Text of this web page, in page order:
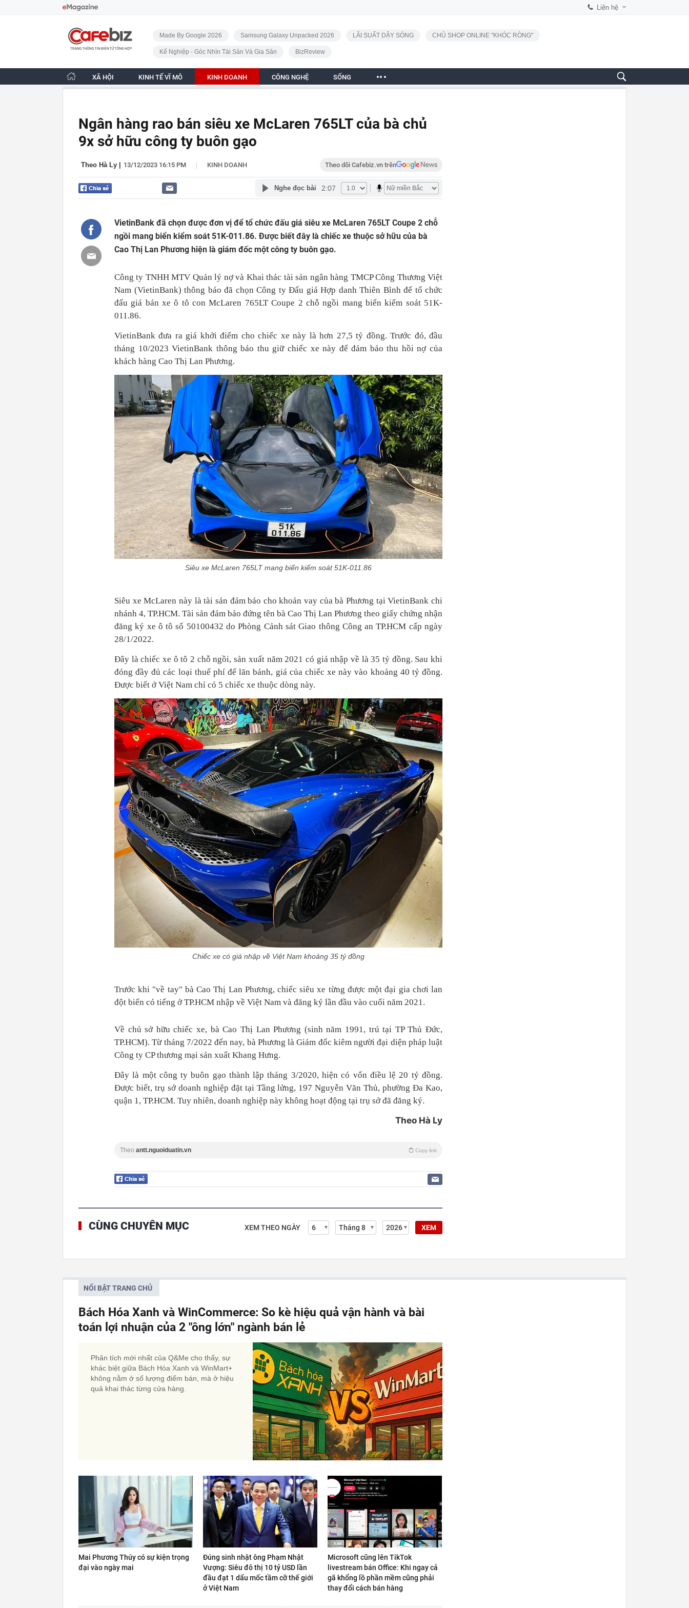
Liên hệ
CafeBiz - Trang chủ
Made By Google 2026 Samsung Galaxy Unpacked 2026 LÃI SUẤT DẬY SÓNG CHỦ SHOP ONLINE "KHÓC RÒNG"
Kế Nghiệp - Góc Nhìn Tài Sản Và Gia Sản BizReview
XÃ HỘI KINH TẾ VĨ MÔ KINH DOANH CÔNG NGHỆ SỐNG
Ngân hàng rao bán siêu xe McLaren 765LT của bà chủ
9x sở hữu công ty buôn gạo
Theo Hà Ly 13/12/2023 16:15 PM | KINH DOANH Theo dõi Cafebiz.vn trên
Nghe đọc bài 2:07
VietinBank đã chọn được đơn vị để tổ chức đấu giá siêu xe McLaren 765LT Coupe 2 chỗ
ngồi mang biển kiểm soát 51K-011.86. Được biết đây là chiếc xe thuộc sở hữu của bà
Cao Thị Lan Phương hiện là giám đốc một công ty buôn gạo.
Công ty TNHH MTV Quản lý nợ và Khai thác tài sản ngân hàng TMCP Công Thương Việt
Nam (VietinBank) thông báo đã chọn Công ty Đấu giá Hợp danh Thiên Bình để tổ chức
đấu giá bán xe ô tô con McLaren 765LT Coupe 2 chỗ ngồi mang biển kiểm soát 51K-
011.86.
VietinBank đưa ra giá khởi điểm cho chiếc xe này là hơn 27,5 tỷ đồng. Trước đó, đầu
tháng 10/2023 VietinBank thông báo thu giữ chiếc xe này để đảm bảo thu hồi nợ của
khách hàng Cao Thị Lan Phương.
Siêu xe McLaren 765LT mang biển kiểm soát 51K-011.86
Siêu xe McLaren này là tài sản đảm bảo cho khoản vay của bà Phương tại VietinBank chi
nhánh 4, TP.HCM. Tài sản đảm bảo đứng tên bà Cao Thị Lan Phương theo giấy chứng nhận
đăng ký xe ô tô số 50100432 do Phòng Cảnh sát Giao thông Công an TP.HCM cấp ngày
28/1/2022.
Đây là chiếc xe ô tô 2 chỗ ngồi, sản xuất năm 2021 có giá nhập về là 35 tỷ đồng. Sau khi
đóng đầy đủ các loại thuế phí để lăn bánh, giá của chiếc xe này vào khoảng 40 tỷ đồng.
Được biết ở Việt Nam chỉ có 5 chiếc xe thuộc dòng này.
Chiếc xe có giá nhập về Việt Nam khoảng 35 tỷ đồng
Trước khi "về tay" bà Cao Thị Lan Phương, chiếc siêu xe từng được một đại gia chơi lan
đột biến có tiếng ở TP.HCM nhập về Việt Nam và đăng ký lần đầu vào cuối năm 2021.
Về chủ sở hữu chiếc xe, bà Cao Thị Lan Phương (sinh năm 1991, trú tại TP Thủ Đức,
TP.HCM). Từ tháng 7/2022 đến nay, bà Phương là Giám đốc kiêm người đại diện pháp luật
Công ty CP thương mại sản xuất Khang Hưng.
Đây là một công ty buôn gạo thành lập tháng 3/2020, hiện có vốn điều lệ 20 tỷ đồng.
Được biết, trụ sở doanh nghiệp đặt tại Tầng lửng, 197 Nguyễn Văn Thủ, phường Đa Kao,
quận 1, TP.HCM. Tuy nhiên, doanh nghiệp này không hoạt động tại trụ sở đã đăng ký.
Theo Hà Ly
Theo antt.nguoiduatin.vn Copy link
CÙNG CHUYÊN MỤC XEM THEO NGÀY XEM
NỔI BẬT TRANG CHỦ
Bách Hóa Xanh và WinCommerce: So kè hiệu quả vận hành và bài
toán lợi nhuận của 2 "ông lớn" ngành bán lẻ
Phân tích mới nhất của Q&Me cho thấy, sự
khác biệt giữa Bách Hóa Xanh và WinMart+
không nằm ở số lượng điểm bán, mà ở hiệu
quả khai thác từng cửa hàng.
Mai Phương Thúy có sự kiện trọng
đại vào ngày mai
Đúng sinh nhật ông Phạm Nhật
Vượng: Siêu đô thị 10 tỷ USD lần
đầu đạt 1 dấu mốc tầm cỡ thế giới
ở Việt Nam
Microsoft cũng lên TikTok
livestream bán Office: Khi ngay cả
gã khổng lồ phần mềm cũng phải
thay đổi cách bán hàng